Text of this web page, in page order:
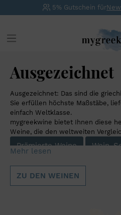
5% Gutschein für
Ausgezeichnet
Ausgezeichnet: Das sind die
Sie erfüllen höchste Maßstäbe,
einfach Weltklasse.
mygreekwine bietet Ihnen diese
Weine, die den weltweiten
Hier finden Sie von
und Wein-Magazinen
eine große Auswahl an
Prämierte Weine Wein-
Mehr lesen
ZU DEN WEINEN